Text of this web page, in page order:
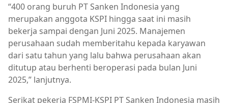
“400 orang buruh PT Sanken Indonesia yang
merupakan anggota KSPI hingga saat ini masih
bekerja sampai dengan Juni 2025. Manajemen
perusahaan sudah memberitahu kepada karyawan
dari satu tahun yang lalu bahwa perusahaan akan
ditutup atau berhenti beroperasi pada bulan Juni
2025,” lanjutnya.
Serikat pekerja FSPMI-KSPI PT Sanken Indonesia masih